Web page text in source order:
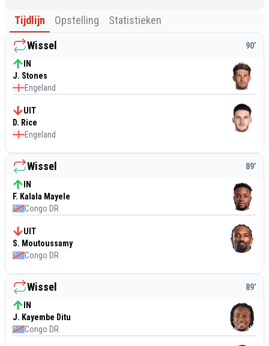
Tijdlijn Opstelling
Statistieken
Wissel
90’
IN
J. Stones
Engeland
UIT
D. Rice
Engeland
Wissel 89’
IN
F. Kalala Mayele
Congo DR
UIT
S. Moutoussamy
Congo DR
Wissel 89’
IN
J. Kayembe Ditu
Congo DR